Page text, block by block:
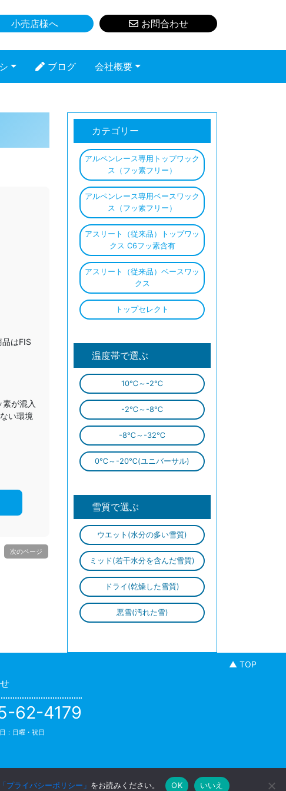
小売店様へ お問合わせ
ブログ 会社概要
はFIS
が混入
い環境
次のページ
カテゴリー
アルペンレース専用トップワック
ス（フッ素フリー）
アルペンレース専用ベースワック
ス（フッ素フリー）
アスリート（従来品）トップワッ
クス C6フッ素含有
アスリート（従来品）ベースワッ
クス
トップセレクト
温度帯で選ぶ
10℃～-2℃
-2℃～-8℃
-8℃～-32℃
0℃～-20℃(ユニバーサル)
雪質で選ぶ
ウエット (水分の多い雪質)
ミッド(若干水分を含んだ雪質)
ドライ (乾燥した雪質)
悪雪(汚れた雪)
▲ TOP
62-4179
：日曜・祝日
「プライバシーポリシー」 をお読みください。 OK いいえ